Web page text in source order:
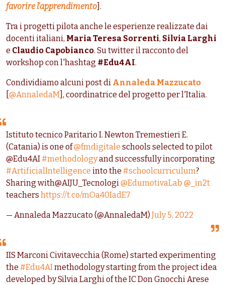
favorire l'apprendimento ].
Tra i progetti pilota anche le esperienze realizzate dai
docenti italiani, Maria Teresa Sorrenti, Silvia Larghi
e Claudio Capobianco. Su twitter il racconto del
workshop con l'hashtag #Edu4AI.
Condividiamo alcuni post di Annaleda Mazzucato
@AnnaledaM ], coordinatrice del progetto per l'Italia.
Istituto tecnico Paritario I. Newton Tremestieri E.
(Catania) is one of@fmdigitale schools selected to pilot
@Edu4AI#methodologyand successfully incorporating
#ArtificialIntelligence into the #schoolcurriculum?
Sharing with@AIJU_Tecnologi@EdumotivaLab @_in2t
teachers https://t.co/mOa40IadE7
— Annaleda Mazzucato (@AnnaledaM) July 5, 2022
IIS Marconi Civitavecchia (Rome) started experimenting
the #Edu4AImethodology starting from the project idea
developed by Silvia Larghi of the IC Don Gnocchi Arese